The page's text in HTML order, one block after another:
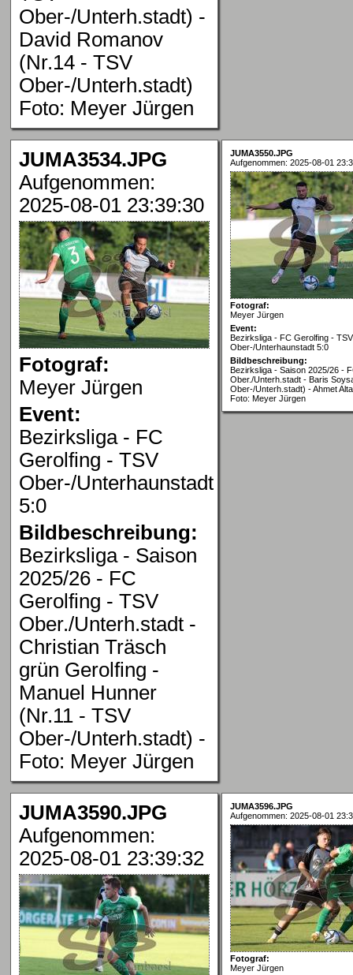
Ober-/Unterh.stadt) -
David Romanov
(Nr.14 - TSV
Ober-/Unterh.stadt)
Foto: Meyer Jürgen
JUMA3534.JPG
Aufgenommen:
2025-08-01 23:39:30
Fotograf:
Meyer Jürgen
Event:
Bezirksliga - FC
Gerolfing - TSV
Ober-/Unterhaunstadt
5:0
Bildbeschreibung:
Bezirksliga - Saison
2025/26 - FC
Gerolfing - TSV
Ober./Unterh.stadt -
Christian Träsch
grün Gerolfing -
Manuel Hunner
(Nr.11 - TSV
Ober-/Unterh.stadt) -
Foto: Meyer Jürgen
JUMA3550.JPG
Aufgenommen: 2025-08-01
Fotograf:
Meyer Jürgen
Event:
Bezirksliga - FC Gerolfing - TSV
Ober-/Unterhaunstadt 5:0
Bildbeschreibung:
Bezirksliga - Saison 2025/26 -
Ober./Unterh.stadt - Baris
Ober-/Unterh.stadt) - Ahmet
Foto: Meyer Jürgen
JUMA3590.JPG
Aufgenommen:
2025-08-01 23:39:32
JUMA3596.JPG
Aufgenommen: 2025-08-01
Fotograf:
Meyer Jürgen